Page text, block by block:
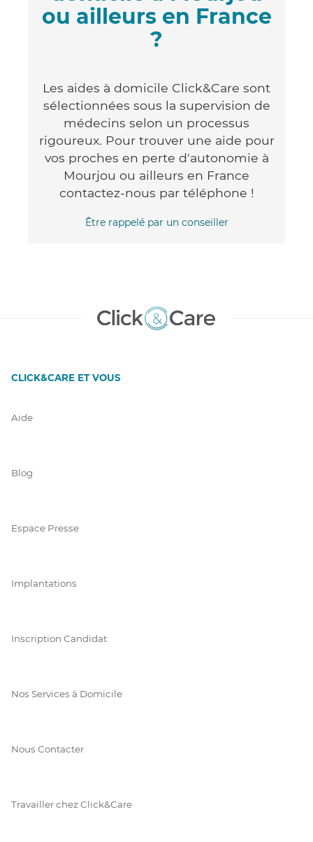
ou ailleurs en France
?
Les aides à domicile Click&Care sont
sélectionnées sous la supervision de
médecins selon un processus
rigoureux. Pour trouver une aide pour
vos proches en perte d'autonomie à
Mourjou ou ailleurs en France
contactez-nous par téléphone !
Être rappelé par un conseiller
CLICK&CARE ET VOUS
Aide
Blog
Espace Presse
Implantations
Inscription Candidat
Nos Services à Domicile
Nous Contacter
Travailler chez Click&Care